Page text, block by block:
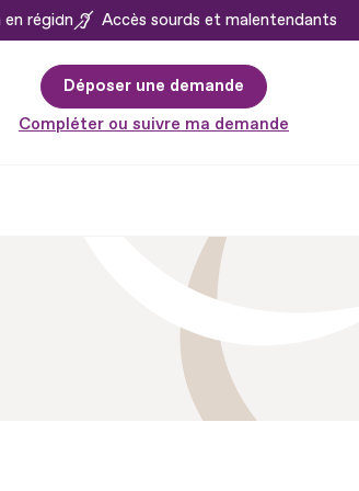
en région Accès sourds et malentendants
Déposer une demande
Compléter ou suivre ma demande